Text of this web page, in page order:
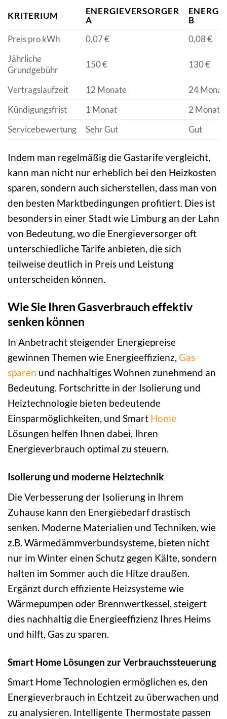
KRITERIUM
ENERGIEVERSORGER
A
B
Preis pro kWh
0,07 €
0,08 €
Jährliche
Grundgebühr
150 € 130 €
Vertragslaufzeit 12 Monate
24
Kündigungsfrist
1 Monat
2 Monate
Servicebewertung
Sehr Gut Gut
Indem man regelmäßig die Gastarife vergleicht,
kann man nicht nur erheblich bei den Heizkosten
sparen, sondern auch sicherstellen, dass man von
den besten Marktbedingungen profitiert. Dies ist
besonders in einer Stadt wie Limburg an der Lahn
von Bedeutung, wo die Energieversorger oft
unterschiedliche Tarife anbieten, die sich
teilweise deutlich in Preis und Leistung
unterscheiden können.
Wie Sie Ihren Gasverbrauch effektiv
senken können
In Anbetracht steigender Energiepreise
gewinnen Themen wie Energieeffizienz, Gas
sparen und nachhaltiges Wohnen zunehmend an
Bedeutung. Fortschritte in der Isolierung und
Heiztechnologie bieten bedeutende
Einsparmöglichkeiten, und Smart Home
Lösungen helfen Ihnen dabei, Ihren
Energieverbrauch optimal zu steuern.
Isolierung und moderne Heiztechnik
Die Verbesserung der Isolierung in Ihrem
Zuhause kann den Energiebedarf drastisch
senken. Moderne Materialien und Techniken, wie
z.B. Wärmedämmverbundsysteme, bieten nicht
nur im Winter einen Schutz gegen Kälte, sondern
halten im Sommer auch die Hitze draußen.
Ergänzt durch effiziente Heizsysteme wie
Wärmepumpen oder Brennwertkessel, steigert
dies nachhaltig die Energieeffizienz Ihres Heims
und hilft, Gas zu sparen.
Smart Home Lösungen zur Verbrauchssteuerung
Smart Home Technologien ermöglichen es, den
Energieverbrauch in Echtzeit zu überwachen und
zu analysieren. Intelligente Thermostate passen